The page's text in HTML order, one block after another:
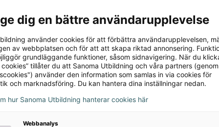
göra övningarna i
Big Book ingår i Lärarstöd
innehållet presenteras
gemensamtsjunga
ramsorna, härma och
dig en bättre användarupplevelse
använder cookies för att förbättra användarupplevelsen,
av webbplatsen och för att att skapa riktad annonsering.
grundläggande funktioner, såsom sidnavigering. När du
cookies” tillåter du att Sanoma Utbildning och våra partners
använder den information som samlas in via cookies för
och marknadsföring. Du kan hantera dina inställningar nedan.
hur Sanoma Utbildning hanterar cookies här
Webbanalys